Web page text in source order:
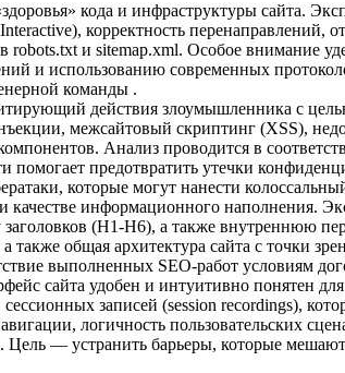
кода и инфраструктуры сайта.
корректность перенаправлений,
robots.txt и sitemap.xml. Особое внимание
и использованию современных
команды .
действия злоумышленника с
межсайтовый скриптинг (XSS),
Анализ проводится в
помогает предотвратить утечки
которые могут нанести
качестве информационного наполнения.
(H1-H6), а также внутреннюю
общая архитектура сайта с точки
выполненных SEO-работ условиям
сайта удобен и интуитивно понятен
записей (session recordings),
логичность пользовательских
Цель — устранить барьеры, которые